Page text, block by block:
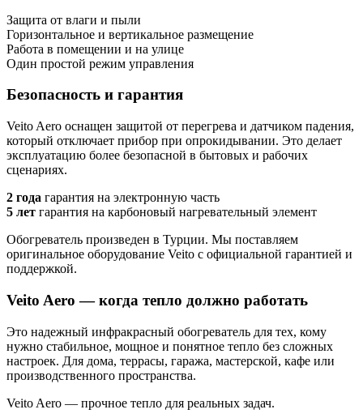
Защита от влаги и пыли
Горизонтальное и вертикальное размещение
Работа в помещении и на улице
Один простой режим управления
Безопасность и гарантия
Veito Aero оснащен защитой от перегрева и датчиком падения,
который отключает прибор при опрокидывании. Это делает
эксплуатацию более безопасной в бытовых и рабочих
сценариях.
2 года гарантия на электронную часть
5 лет гарантия на карбоновый нагревательный элемент
Обогреватель произведен в Турции. Мы поставляем
оригинальное оборудование Veito с официальной гарантией и
поддержкой.
Veito Aero — когда тепло должно работать
Это надежный инфракрасный обогреватель для тех, кому
нужно стабильное, мощное и понятное тепло без сложных
настроек. Для дома, террасы, гаража, мастерской, кафе или
производственного пространства.
Veito Aero — прочное тепло для реальных задач.